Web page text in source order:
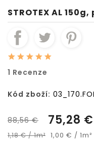
STROTEX AL
1 Recenze
Kód zboží:
88,56 €
1,18 € / 1m²
75,28 €
1,00 € / 1m²